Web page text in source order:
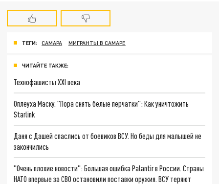
ТЕГИ: САМАРА МИГРАНТЫ В САМАРЕ
ЧИТАЙТЕ ТАКЖЕ:
Технофашисты XXI века
Оплеуха Маску. "Пора снять белые перчатки": Как уничтожить
Starlink
Даня с Дашей спаслись от боевиков ВСУ. Но беды для малышей не
закончились
"Очень плохие новости": Большая ошибка Palantir в России. Страны
НАТО впервые за СВО остановили поставки оружия. ВСУ теряют